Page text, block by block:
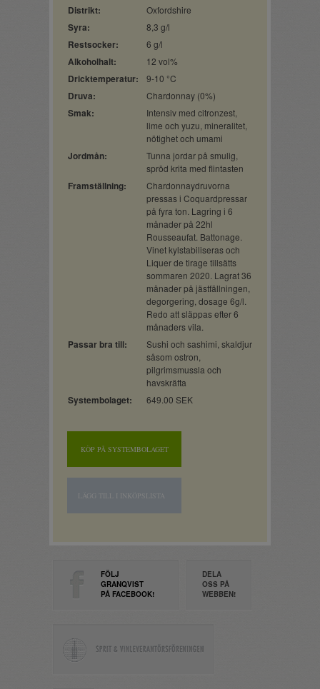
Distrikt: Oxfordshire
Syra: 8,3 g/l
Restsocker: 6 g/l
Alkoholhalt: 12 vol%
Dricktemperatur: 9-10 °C
Druva: Chardonnay (0%)
Smak:
Intensiv med citronzest,
lime och yuzu, mineralitet,
nötighet och umami
Jordmån:
Tunna jordar på smulig,
spröd krita med flintasten
Framställning:
Chardonnaydruvorna
pressas i Coquardpressar
på fyra ton. Lagring i 6
månader på 22hl
Rousseaufat. Battonage.
Vinet kylstabiliseras och
Liquer de tirage tillsätts
sommaren 2020. Lagrat 36
månader på jästfällningen,
degorgering, dosage 6g/l.
Redo att släppas efter 6
månaders vila.
Passar bra till:
Sushi och sashimi, skaldjur
såsom ostron,
pilgrimsmussla och
havskräfta
Systembolaget: 649.00 SEK
KÖP PÅ SYSTEMBOLAGET
LÄGG TILL I INKÖPSLISTA
FÖLJ
GRANQVIST
PÅ FACEBOOK!
DELA
OSS PÅ
WEBBEN!